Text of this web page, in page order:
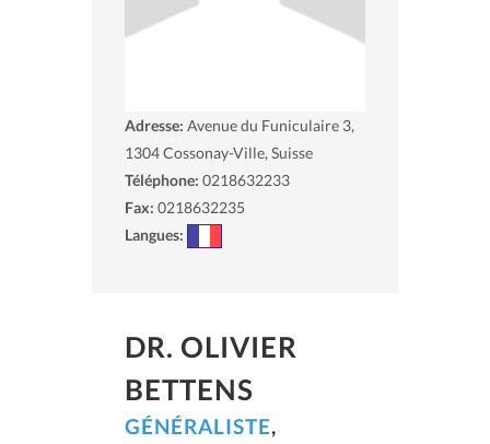
Adresse: Avenue du Funiculaire 3,
1304Cossonay-Ville, Suisse
Téléphone: 0218632233
Fax: 0218632235
Langues:
DR. OLIVIER
BETTENS
GÉNÉRALISTE,